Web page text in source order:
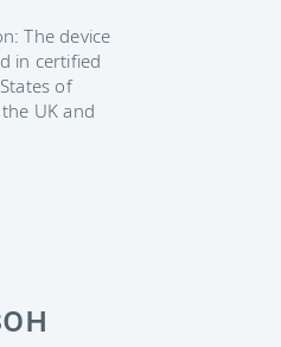
The device
in certified
of
UK and